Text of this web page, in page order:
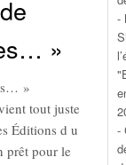
»
»
tout juste
Éditions d u
prêt pour le
-
-